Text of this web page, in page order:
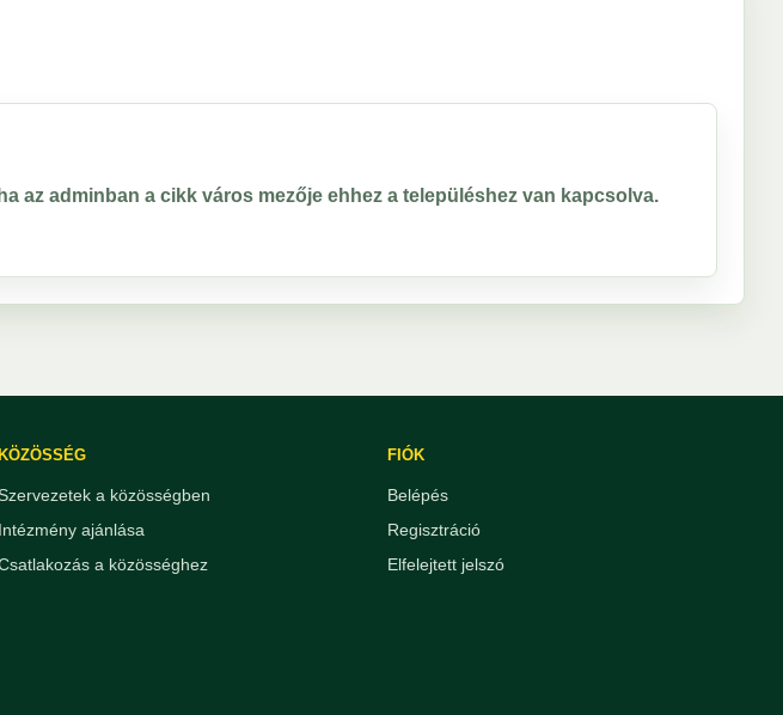
az adminban a cikk város mezője ehhez a településhez van kapcsolva.
KÖZÖSSÉG
a közösségben
Intézmény ajánlása
a közösséghez
FIÓK
Belépés
Regisztráció
Elfelejtett jelszó